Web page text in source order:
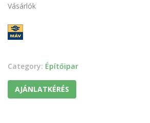
Vásárlók
Category: Építőipar
AJÁNLATKÉRÉS